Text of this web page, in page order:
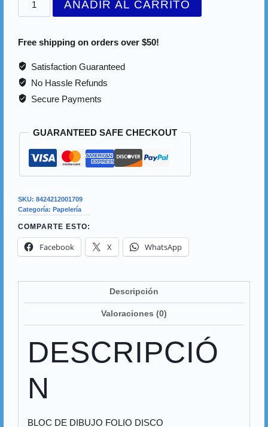
AÑADIR AL CARRITO
Free shipping on orders over $50!
Satisfaction Guaranteed
No Hassle Refunds
Secure Payments
GUARANTEED SAFE CHECKOUT
SKU: 8424212001709
Categoría: Papelería
COMPARTE ESTO:
Facebook X WhatsApp
Descripción
Valoraciones (0)
DESCRIPCIÓ
N
BLOC DE DIBUJO FOLIO DISCO